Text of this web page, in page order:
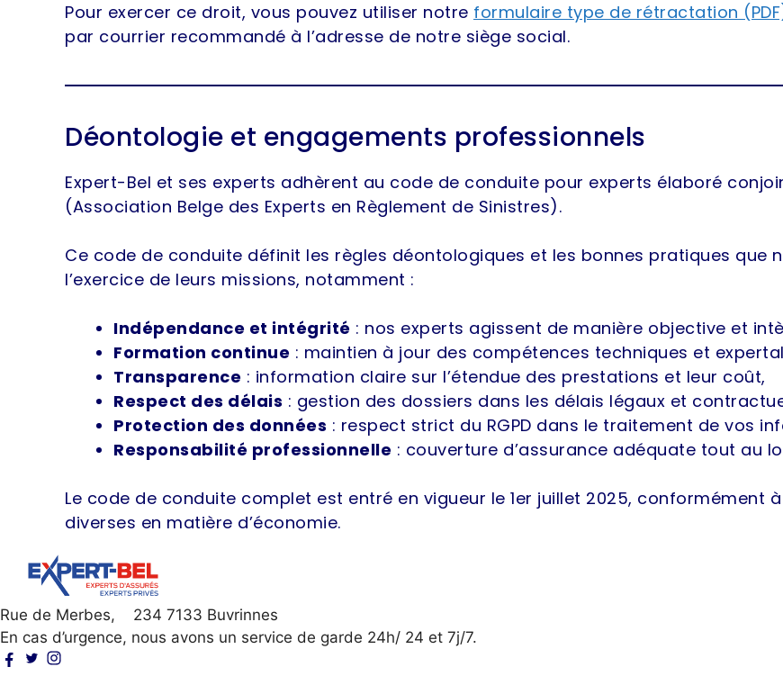
Pour exercer ce droit, vous pouvez utiliser notre formulaire type de rétractation
par courrier recommandé à l’adresse de notre siège social.
Déontologie et engagements professionnels
Expert-Bel et ses experts adhèrent au code de conduite pour experts élaboré
(Association Belge des Experts en Règlement de Sinistres).
Ce code de conduite définit les règles déontologiques et les bonnes pratiques que
l’exercice de leurs missions, notamment :
Indépendance et intégrité : nos experts agissent de manière objective et
Formation continue : maintien à jour des compétences techniques et
Transparence : information claire sur l’étendue des prestations et leur coût,
Respect des délais : gestion des dossiers dans les délais légaux et
Protection des données : respect strict du RGPD dans le traitement de vos
Responsabilité professionnelle : couverture d’assurance adéquate tout au
Le code de conduite complet est entré en vigueur le 1er juillet 2025, conformément
diverses en matière d’économie.
Rue de Merbes, 234 7133 Buvrinnes
En cas d’urgence, nous avons un service de garde 24h/ 24 et 7j/7.